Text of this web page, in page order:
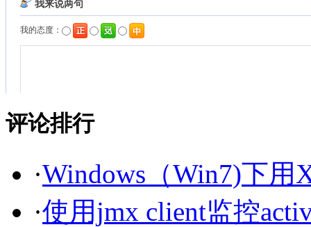
评论排行
·Windows（Win7)下用
·使用jmx client监控